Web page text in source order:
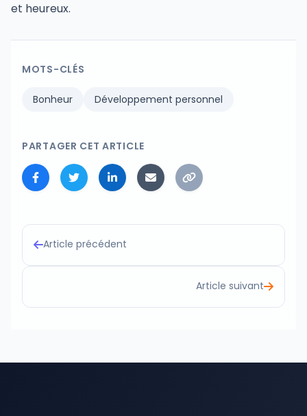
et heureux.
MOTS-CLÉS
Bonheur Développement personnel
PARTAGER CET ARTICLE
Article précédent
Article suivant